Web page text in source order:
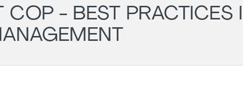
COP - BEST PRACTICES